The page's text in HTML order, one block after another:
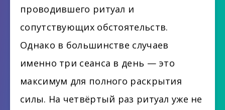
проводившего ритуал и
сопутствующих обстоятельств.
Однако в большинстве случаев
именно три сеанса в день — это
максимум для полного раскрытия
силы. На четвёртый раз ритуал уже не